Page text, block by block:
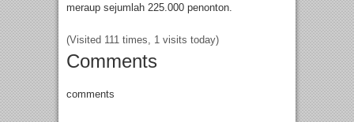
meraup sejumlah 225.000 penonton.
(Visited 111 times, 1 visits today)
Comments
comments